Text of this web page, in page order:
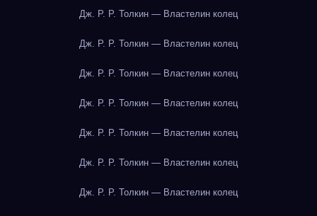
Дж. Р. Р. Толкин — Властелин колец
Дж. Р. Р. Толкин — Властелин колец
Дж. Р. Р. Толкин — Властелин колец
Дж. Р. Р. Толкин — Властелин колец
Дж. Р. Р. Толкин — Властелин колец
Дж. Р. Р. Толкин — Властелин колец
Дж. Р. Р. Толкин — Властелин колец